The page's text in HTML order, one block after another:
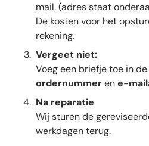
mail. (adres staat
De kosten voor het
rekening.
Vergeet niet:
Voeg een briefje toe in
ordernummerene-
Na reparatie
Wij sturen de
werkdagen terug.